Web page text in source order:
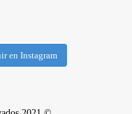
en Instagram